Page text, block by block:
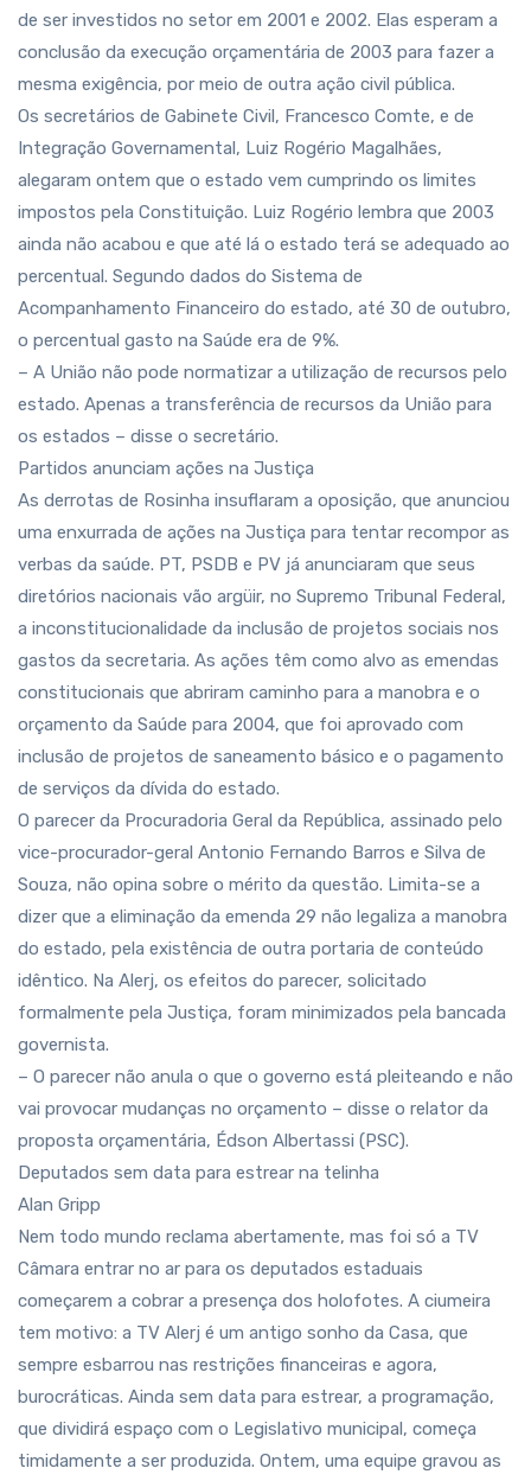
de ser investidos no setor em 2001 e 2002. Elas esperam a
conclusão da execução orçamentária de 2003 para fazer a
mesma exigência, por meio de outra ação civil pública.
Os secretários de Gabinete Civil, Francesco Comte, e de
Integração Governamental, Luiz Rogério Magalhães,
alegaram ontem que o estado vem cumprindo os limites
impostos pela Constituição. Luiz Rogério lembra que 2003
ainda não acabou e que até lá o estado terá se adequado ao
percentual. Segundo dados do Sistema de
Acompanhamento Financeiro do estado, até 30 de outubro,
o percentual gasto na Saúde era de 9%.
– A União não pode normatizar a utilização de recursos pelo
estado. Apenas a transferência de recursos da União para
os estados – disse o secretário.
Partidos anunciam ações na Justiça
As derrotas de Rosinha insuflaram a oposição, que anunciou
uma enxurrada de ações na Justiça para tentar recompor as
verbas da saúde. PT, PSDB e PV já anunciaram que seus
diretórios nacionais vão argüir, no Supremo Tribunal Federal,
a inconstitucionalidade da inclusão de projetos sociais nos
gastos da secretaria. As ações têm como alvo as emendas
constitucionais que abriram caminho para a manobra e o
orçamento da Saúde para 2004, que foi aprovado com
inclusão de projetos de saneamento básico e o pagamento
de serviços da dívida do estado.
O parecer da Procuradoria Geral da República, assinado pelo
vice-procurador-geral Antonio Fernando Barros e Silva de
Souza, não opina sobre o mérito da questão. Limita-se a
dizer que a eliminação da emenda 29 não legaliza a manobra
do estado, pela existência de outra portaria de conteúdo
idêntico. Na Alerj, os efeitos do parecer, solicitado
formalmente pela Justiça, foram minimizados pela bancada
governista.
– O parecer não anula o que o governo está pleiteando e não
vai provocar mudanças no orçamento – disse o relator da
proposta orçamentária, Édson Albertassi (PSC).
Deputados sem data para estrear na telinha
Alan Gripp
Nem todo mundo reclama abertamente, mas foi só a TV
Câmara entrar no ar para os deputados estaduais
começarem a cobrar a presença dos holofotes. A ciumeira
tem motivo: a TV Alerj é um antigo sonho da Casa, que
sempre esbarrou nas restrições financeiras e agora,
burocráticas. Ainda sem data para estrear, a programação,
que dividirá espaço com o Legislativo municipal, começa
timidamente a ser produzida. Ontem, uma equipe gravou as